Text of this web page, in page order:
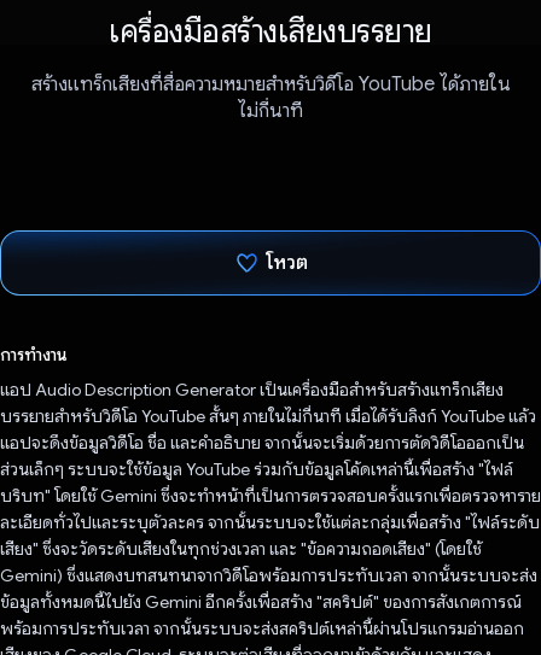
เครื่องมือสร้างเสียงบรรยาย
สร้างแทร็กเสียงที่สื่อความหมายสำหรับวิดีโอ YouTube ได้ภายใน
ไม่กี่นาที
โหวต
การทำงาน
แอป Audio Description Generator เป็นเครื่องมือสำหรับสร้างแทร็กเสียง
บรรยายสำหรับวิดีโอ YouTube สั้นๆ ภายในไม่กี่นาที เมื่อได้รับลิงก์ YouTube แล้ว
แอปจะดึงข้อมูลวิดีโอ ชื่อ และคำอธิบาย จากนั้นจะเริ่มด้วยการตัดวิดีโอออกเป็น
ส่วนเล็กๆ ระบบจะใช้ข้อมูล YouTube ร่วมกับข้อมูลโค้ดเหล่านี้เพื่อสร้าง "ไฟล์
บริบท" โดยใช้ Gemini ซึ่งจะทำหน้าที่เป็นการตรวจสอบครั้งแรกเพื่อตรวจหาราย
ละเอียดทั่วไปและระบุตัวละคร จากนั้นระบบจะใช้แต่ละกลุ่มเพื่อสร้าง "ไฟล์ระดับ
เสียง" ซึ่งจะวัดระดับเสียงในทุกช่วงเวลา และ "ข้อความถอดเสียง" (โดยใช้
Gemini) ซึ่งแสดงบทสนทนาจากวิดีโอพร้อมการประทับเวลา จากนั้นระบบจะส่ง
ข้อมูลทั้งหมดนี้ไปยัง Gemini อีกครั้งเพื่อสร้าง "สคริปต์" ของการสังเกตการณ์
พร้อมการประทับเวลา จากนั้นระบบจะส่งสคริปต์เหล่านี้ผ่านโปรแกรมอ่านออก